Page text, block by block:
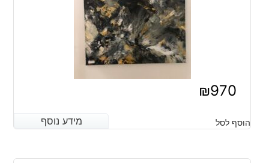
₪970
מידע נוסף הוסף לסל מידע נוסף